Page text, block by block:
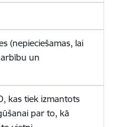
(nepieciešamas, lai
un
kas tiek izmantots
par to, kā